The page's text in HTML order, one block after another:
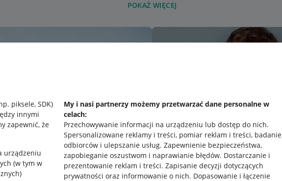
piksele, SDK)
innymi
zapewnić, że
urządzeniu
(w tym w
My i nasi partnerzy możemy przetwarzać dane personalne w
celach:
Przechowywanie informacji na urządzeniu lub dostęp do nich.
Spersonalizowane reklamy i treści, pomiar reklam i treści, badanie
odbiorców i ulepszanie usług. Zapewnienie bezpieczeństwa,
zapobieganie oszustwom i naprawianie błędów. Dostarczanie i
prezentowanie reklam i treści. Zapisanie decyzji dotyczących
prywatności oraz informowanie o nich. Dopasowanie i łączenie
POKAŻ WIĘCEJ